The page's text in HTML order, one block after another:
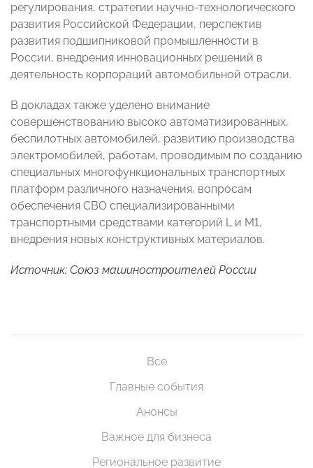
регулирования, стратегии научно-технологического
развития Российской Федерации, перспектив
развития подшипниковой промышленности в
России, внедрения инновационных решений в
деятельность корпораций автомобильной отрасли.
В докладах также уделено внимание
совершенствованию высоко автоматизированных,
беспилотных автомобилей, развитию производства
электромобилей, работам, проводимым по созданию
специальных многофункциональных транспортных
платформ различного назначения, вопросам
обеспечения СВО специализированными
транспортными средствами категорий L и М1,
внедрения новых конструктивных материалов.
Источник: Союз машиностроителей России
Все
Главные события
Анонсы
Важное для бизнеса
Региональное развитие